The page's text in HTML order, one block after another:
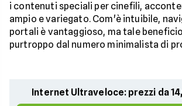
i contenuti speciali per cinefili,
ampio e variegato. Com'è intuibile,
portali è vantaggioso, ma tale
purtroppo dal numero minimalista di
Internet Ultraveloce: prezzi da